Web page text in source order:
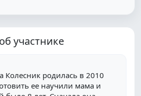
участнике
Колесник родилась в 2010
ее научили мама и